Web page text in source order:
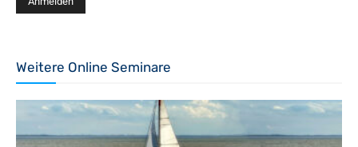
Weitere Online Seminare